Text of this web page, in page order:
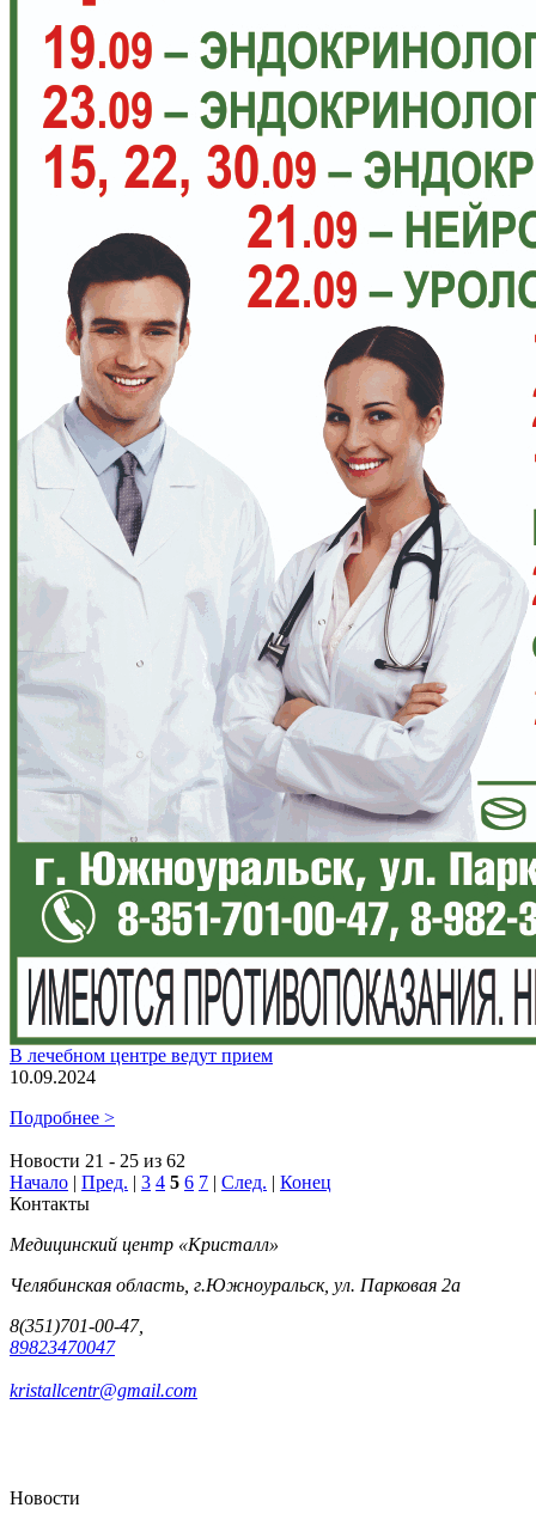
В лечебном центре ведут прием
10.09.2024
Подробнее >
Новости 21 - 25 из 62
Начало | Пред. | 3 4 5 6 7 | След. | Конец
Контакты
Медицинский центр «Кристалл»
Челябинская область, г.Южноуральск, ул. Парковая 2а
8(351)701-00-47,
89823470047
kristallcentr@gmail.com
Новости